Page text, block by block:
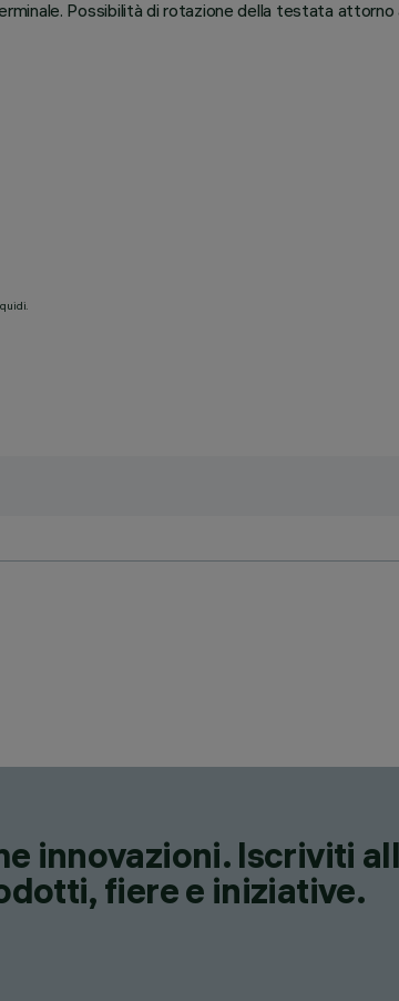
Possibilità di rotazione della testata attorno
innovazioni. Iscriviti
fiere e iniziative.